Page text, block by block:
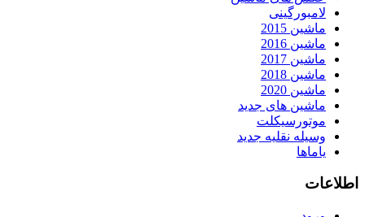
لامبورگینی
ماشین 2015
ماشین 2016
ماشین 2017
ماشین 2018
ماشین 2020
ماشین های جدید
موتورسیکلت
وسیله نقلیه جدید
یاماها
اطلاعات